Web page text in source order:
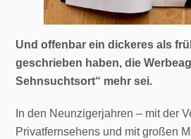
Und offenbar ein dickeres als
geschrieben haben, die
Sehnsuchtsort“ mehr sei.
In den Neunzigerjahren – mit der
Privatfernsehens und mit großen